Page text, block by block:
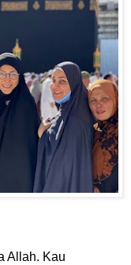
Allah. Kau